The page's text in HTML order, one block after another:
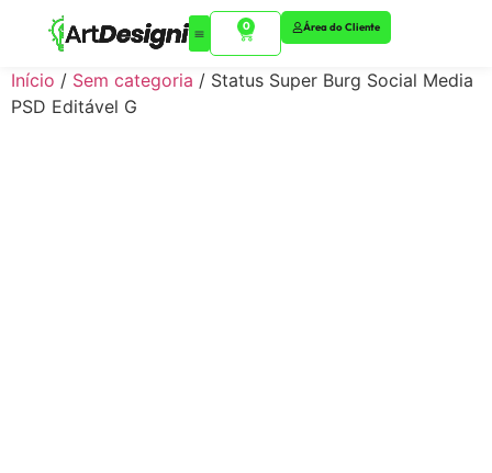
0 Área do Cliente
Início / Sem categoria / Status Super Burg Social Media
PSD Editável G